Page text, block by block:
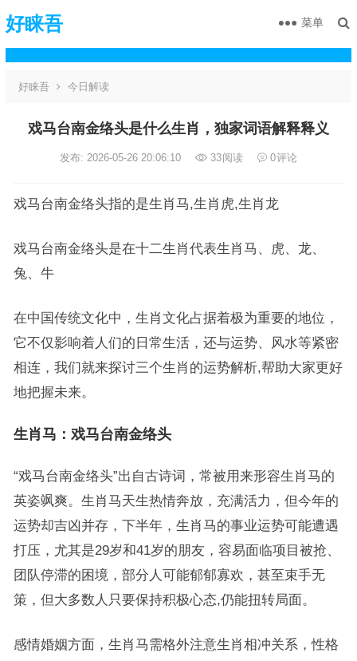
好睐吾 菜单
好睐吾 今日解读
戏马台南金络头是什么生肖，独家词语解释释义
发布: 2026-05-26 20:06:10 33阅读 0评论
戏马台南金络头指的是生肖马,生肖虎,生肖龙
戏马台南金络头是在十二生肖代表生肖马、虎、龙、
兔、牛
在中国传统文化中，生肖文化占据着极为重要的地位，
它不仅影响着人们的日常生活，还与运势、风水等紧密
相连，我们就来探讨三个生肖的运势解析,帮助大家更好
地把握未来。
生肖马：戏马台南金络头
“戏马台南金络头”出自古诗词，常被用来形容生肖马的
英姿飒爽。生肖马天生热情奔放，充满活力，但今年的
运势却吉凶并存，下半年，生肖马的事业运势可能遭遇
打压，尤其是29岁和41岁的朋友，容易面临项目被抢、
团队停滞的困境，部分人可能郁郁寡欢，甚至束手无
策，但大多数人只要保持积极心态,仍能扭转局面。
感情婚姻方面，生肖马需格外注意生肖相冲关系，性格